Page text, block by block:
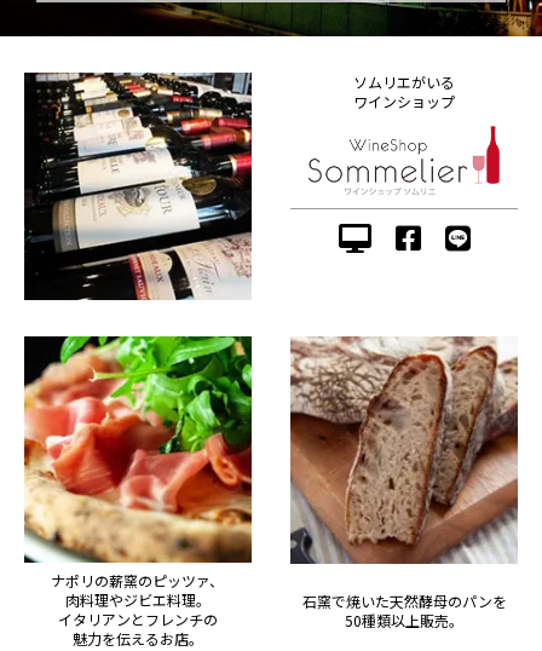
ソムリエがいる
ワインショップ
ナポリの薪窯のピッツァ、
肉料理やジビエ料理。
イタリアンとフレンチの
魅力を伝えるお店。
石窯で焼いた天然酵母のパンを
50種類以上販売。